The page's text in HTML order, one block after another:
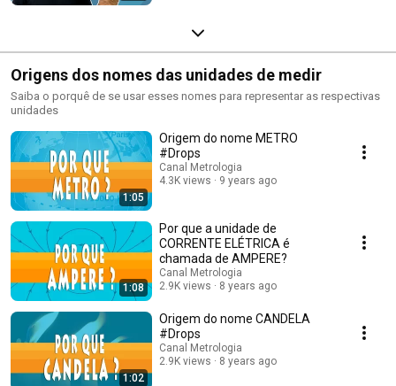
Origens dos nomes das unidades de medir
Saiba o porquê de se usar esses nomes para representar as respectivas
unidades
1:05
Origem do nome METRO
#Drops
Canal Metrologia
4.3K views
9 years ago
1:08
Por que a unidade de
CORRENTE ELÉTRICA é
chamada de AMPERE?
Canal Metrologia
2.9K views
8 years ago
1:02
Origem do nome CANDELA
#Drops
Canal Metrologia
2.9K views
8 years ago